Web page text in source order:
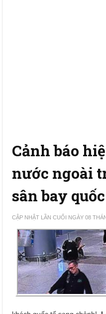
Cảnh báo
nước ngoài
sân bay
CẬP NHẬT LẦN CUỐI NGÀY 08